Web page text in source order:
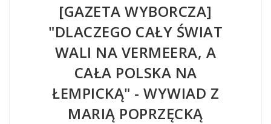
[GAZETA WYBORCZA]
"DLACZEGO CAŁY ŚWIAT
WALI NA VERMEERA, A
CAŁA POLSKA NA
ŁEMPICKĄ" - WYWIAD Z
MARIĄ POPRZĘCKĄ